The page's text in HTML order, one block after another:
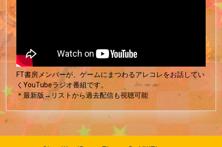
FT書房メンバーが、ゲームにまつわるアレコレをお話してい
くYouTubeラジオ番組です。
＊最新版→リストから過去配信も視聴可能